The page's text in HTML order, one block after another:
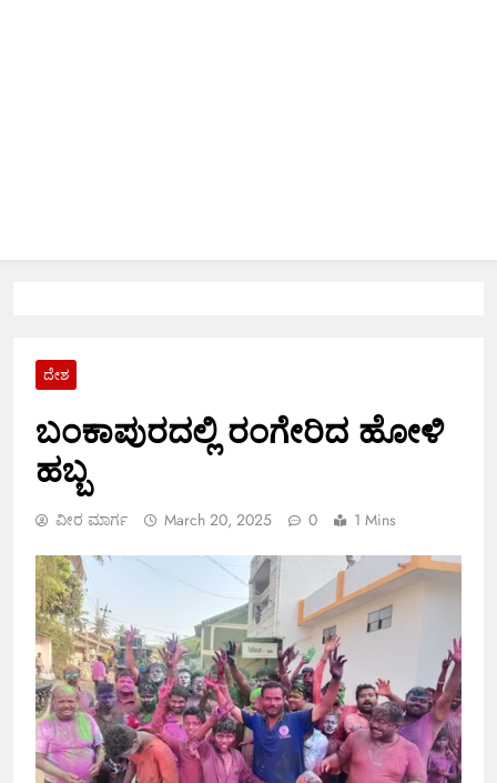
ದೇಶ
ಬಂಕಾಪುರದಲ್ಲಿ ರಂಗೇರಿದ ಹೋಳಿ
ಹಬ್ಬ
ವೀರ ಮಾರ್ಗ March 20, 2025 0 1 Mins